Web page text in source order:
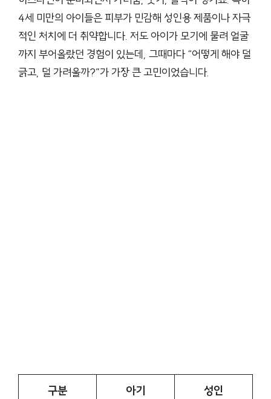
4세 미만의 아이들은 피부가 민감해 성인용 제품이나 자극
적인 처치에 더 취약합니다. 저도 아이가 모기에 물려 얼굴
까지 부어올랐던 경험이 있는데, 그때마다 “어떻게 해야 덜
긁고, 덜 가려울까?”가 가장 큰 고민이었습니다.
구분 아기 성인